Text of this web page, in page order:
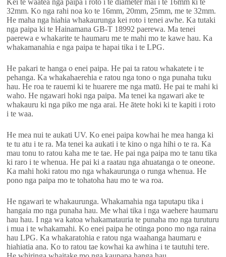
32mm. Ko nga rahi noa ko te 16mm, 20mm, 25mm, me te 32mm.
He maha nga hiahia whakaurunga kei roto i tenei awhe. Ka tutaki
nga paipa ki te Hainamana GB-T 18992 paerewa. Ma tenei
paerewa e whakarite te haumaru me te mahi mo te kawe hau. Ka
whakamanahia e nga paipa te hapai tika i te LPG.
He pakari te hanga o enei paipa. He pai ta ratou whakatete i te
pehanga. Ka whakahaerehia e ratou nga tono o nga punaha tuku
hau. He roa te rauemi ki te huarere me nga matū. He pai te mahi ki
waho. He ngawari hoki nga paipa. Ma tenei ka ngawari ake te
whakauru ki nga piko me nga arai. He ātete hoki ki te kapiti i roto
i te waa.
He mea nui te aukati UV. Ko enei paipa kowhai he mea hanga ki
te tu atu i te ra. Ma tenei ka aukati i te kino o nga hihi o te ra. Ka
mau tonu to ratou kaha me te tae. He pai nga paipa mo te tanu tika
ki raro i te whenua. He pai ki a raatau nga ahuatanga o te oneone.
Ka mahi hoki ratou mo nga whakaurunga o runga whenua. He
pono nga paipa mo te tohatoha hau mo te wa roa.
He ngawari te whakaurunga. Whakamahia nga taputapu tika i
hangaia mo nga punaha hau. Me whai tika i nga waehere haumaru
hau hau. I nga wa katoa whakamatauria te punaha mo nga turuturu
i mua i te whakamahi. Ko enei paipa he otinga pono mo nga raina
hau LPG. Ka whakaratohia e ratou nga waahanga haumaru e
hiahiatia ana. Ko to ratou tae kowhai ka awhina i te tautuhi tere.